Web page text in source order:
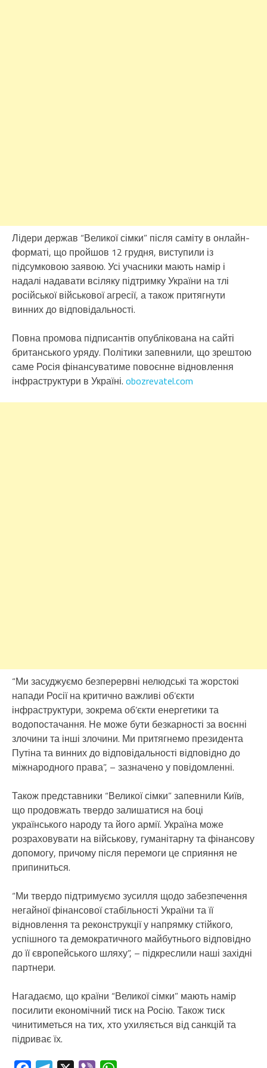
Лідери держав “Великої сімки” після саміту в онлайн-
форматі, що пройшов 12 грудня, виступили із
підсумковою заявою. Усі учасники мають намір і
надалі надавати всіляку підтримку України на тлі
російської військової агресії, а також притягнути
винних до відповідальності.
Повна промова підписантів опублікована на сайті
британського уряду. Політики запевнили, що зрештою
саме Росія фінансуватиме повоєнне відновлення
інфраструктури в Україні. obozrevatel.com
“Ми засуджуємо безперервні нелюдські та жорстокі
напади Росії на критично важливі об’єкти
інфраструктури, зокрема об’єкти енергетики та
водопостачання. Не може бути безкарності за воєнні
злочини та інші злочини. Ми притягнемо президента
Путіна та винних до відповідальності відповідно до
міжнародного права”, – зазначено у повідомленні.
Також представники “Великої сімки” запевнили Київ,
що продовжать твердо залишатися на боці
українського народу та його армії. Україна може
розраховувати на військову, гуманітарну та фінансову
допомогу, причому після перемоги це сприяння не
припиниться.
“Ми твердо підтримуємо зусилля щодо забезпечення
негайної фінансової стабільності України та її
відновлення та реконструкції у напрямку стійкого,
успішного та демократичного майбутнього відповідно
до її європейського шляху”, – підкреслили наші західні
партнери.
Нагадаємо, що країни “Великої сімки” мають намір
посилити економічний тиск на Росію. Також тиск
чинитиметься на тих, хто ухиляється від санкцій та
підриває їх.